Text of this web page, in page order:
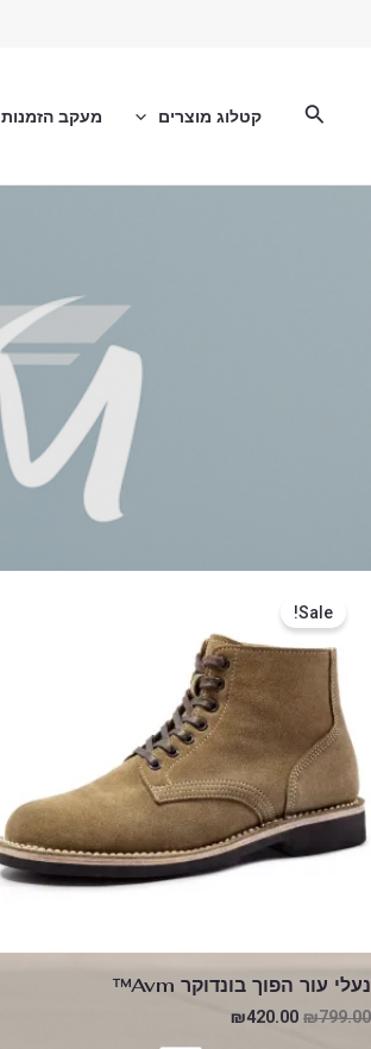
חיפוש קטלוג מוצרים מעקב הזמנות
Sale!
נעלי עור הפוך בונדוקר Avm™
₪799.00
המקורי
היה:
₪799.00.
₪420.00
₪420.00.